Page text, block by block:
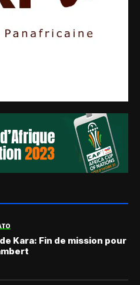
Kara: Fin de mission pour